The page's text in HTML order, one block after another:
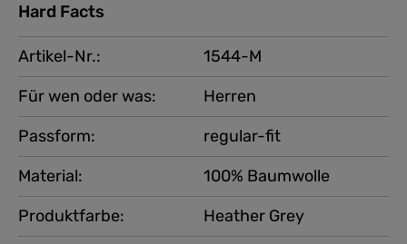
Hard Facts
Artikel-Nr.:
1544-M
Für wen oder was:
Herren
Produktfarbe: Heather Grey
Material: 100% Baumwolle
Passform: regular-fit